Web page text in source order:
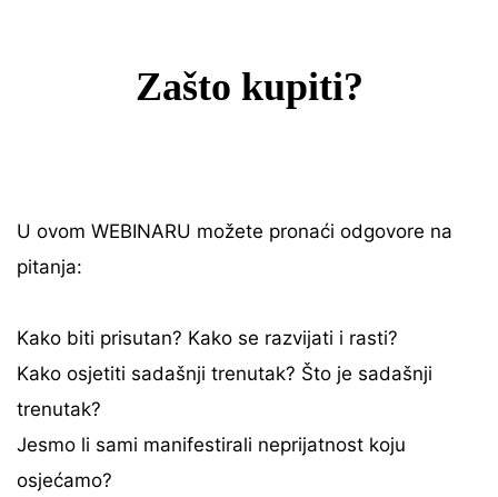
Zašto kupiti?
U ovom WEBINARU možete pronaći odgovore na
pitanja:
Kako biti prisutan? Kako se razvijati i rasti?
Kako osjetiti sadašnji trenutak? Što je sadašnji
trenutak?
Jesmo li sami manifestirali neprijatnost koju
osjećamo?